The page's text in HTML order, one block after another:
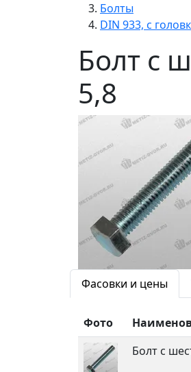
Болты
DIN 933, с
Болт с
5,8
Фасовки и цены
Фото
Болт с